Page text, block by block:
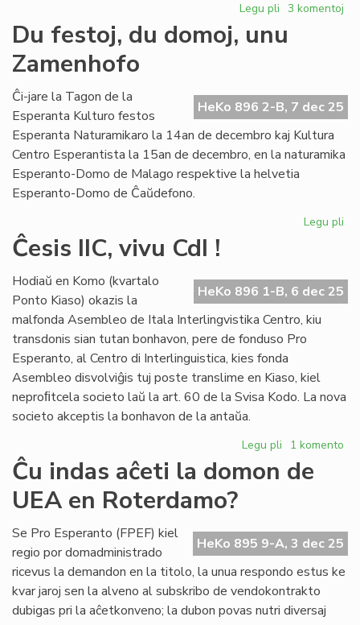
Legu pli pri
Instituto
fondita
en
Svedio
3 komentoj
Du festoj, du domoj, unu
Zamenhofo
HeKo 896 2-B, 7 dec 25
Ĉi-jare la Tagon de la
Esperanta Kulturo festos
Esperanta Naturamikaro la 14an de decembro kaj Kultura
Centro Esperantista la 15an de decembro, en la naturamika
Esperanto-Domo de Malago respektive la helvetia
Esperanto-Domo de Ĉaŭdefono.
Legu pli
Ĉesis IIC, vivu CdI !
HeKo 896 1-B, 6 dec 25
Hodiaŭ en Komo (kvartalo
Ponto Kiaso) okazis la
malfonda Asembleo de Itala Interlingvistika Centro, kiu
transdonis sian tutan bonhavon, pere de fonduso Pro
Esperanto, al Centro di Interlinguistica, kies fonda
Asembleo disvolviĝis tuj poste translime en Kiaso, kiel
neproﬁtcela societo laŭ la art. 60 de la Svisa Kodo. La nova
societo akceptis la bonhavon de la antaŭa.
Legu pli pri
Ĉesis
IIC,
!
1 komento
Ĉu indas aĉeti la domon de
UEA en Roterdamo?
HeKo 895 9-A, 3 dec 25
Se Pro Esperanto (FPEF) kiel
regio por domadministrado
ricevus la demandon en la titolo, la unua respondo estus ke
kvar jaroj sen la alveno al subskribo de vendokontrakto
dubigas pri la aĉetkonveno; la dubon povas nutri diversaj